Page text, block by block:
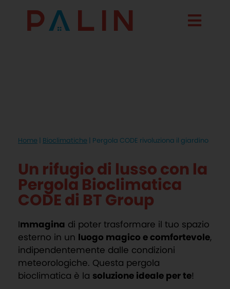
Home | Bioclimatiche | Pergola CODE rivoluziona il giardino
Un rifugio di lusso con la
Pergola Bioclimatica
CODE di BT Group
Immagina di poter trasformare il tuo spazio
esterno in un luogo magico e comfortevole,
indipendentemente dalle condizioni
meteorologiche. Questa pergola
bioclimatica è la soluzione ideale per te!